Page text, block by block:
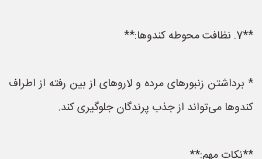
**7. نظافت محوطه کندوها:**
* برداشتن زنبورهای مرده و لاروهای از بین رفته از اطراف
کندوها می‌تواند از جذب پرندگان جلوگیری کند.
**نکات مهم:**